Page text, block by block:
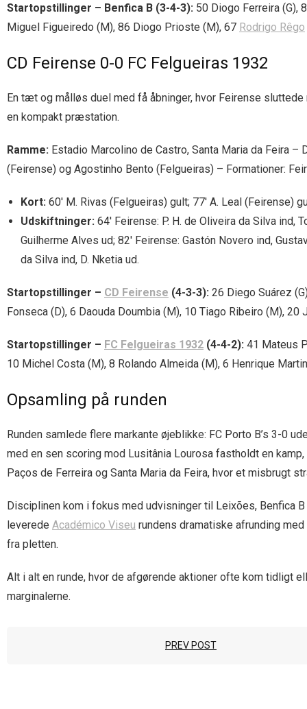
Startopstillinger – Benfica B (3-4-3): 50 Diogo Ferreira (G),
Miguel Figueiredo (M), 86 Diogo Prioste (M), 67 Rodrigo Rêgo
CD Feirense 0-0 FC Felgueiras 1932
En tæt og målløs duel med få åbninger, hvor Feirense
en kompakt præstation.
Ramme: Estadio Marcolino de Castro, Santa Maria da Feira
(Feirense) og Agostinho Bento (Felgueiras) – Formationer:
Kort: 60′ M. Rivas (Felgueiras) gult; 77′ A. Leal (Feirense)
Udskiftninger: 64′ Feirense: P. H. de Oliveira da Silva ind,
Guilherme Alves ud; 82′ Feirense: Gastón Novero ind,
da Silva ind, D. Nketia ud.
Startopstillinger – CD Feirense (4-3-3): 26 Diego Suárez
Fonseca (D), 6 Daouda Doumbia (M), 10 Tiago Ribeiro (M),
Startopstillinger – FC Felgueiras 1932 (4-4-2): 41 Mateus
10 Michel Costa (M), 8 Rolando Almeida (M), 6 Henrique
Opsamling på runden
Runden samlede flere markante øjeblikke: FC Porto B’s 3-0
med en sen scoring mod Lusitânia Lourosa fastholdt en
Paços de Ferreira og Santa Maria da Feira, hvor et misbrugt
Disciplinen kom i fokus med udvisninger til Leixões, Benfica
leverede Académico Viseu rundens dramatiske afrunding
fra pletten.
Alt i alt en runde, hvor de afgørende aktioner ofte kom tidligt
marginalerne.
PREV POST